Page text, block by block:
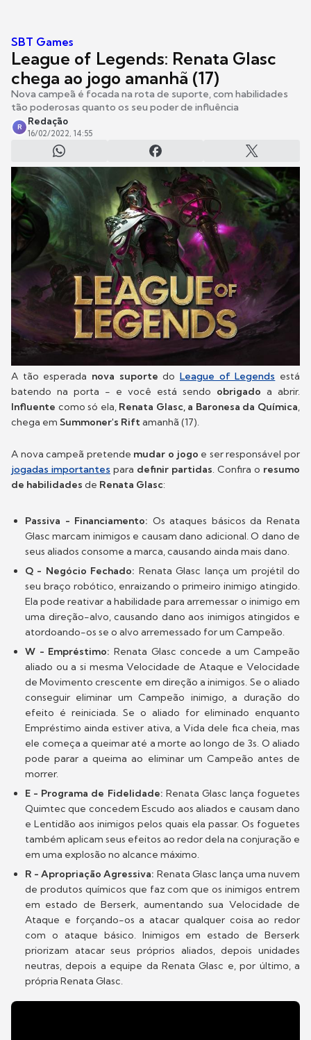
SBT Games
League of Legends: Renata Glasc
chega ao jogo amanhã (17)
Nova campeã é focada na rota de suporte, com habilidades
tão poderosas quanto os seu poder de influência
R
Redação
16/02/2022, 14:55
A tão esperada nova suportedoLeague of Legends está
batendo na porta - e você está sendo obrigado a abrir.
Influente como só ela, Renata Glasc, a Baronesa da Química,
chega em Summoner's Riftamanhã (17).
A nova campeã pretende mudar o jogo e ser responsável por
jogadas importantes para definir partidas. Confira o resumo
de habilidades de Renata Glasc:
Passiva - Financiamento: Os ataques básicos da Renata
Glasc marcam inimigos e causam dano adicional. O dano de
seus aliados consome a marca, causando ainda mais dano.
Q - Negócio Fechado: Renata Glasc lança um projétil do
seu braço robótico, enraizando o primeiro inimigo atingido.
Ela pode reativar a habilidade para arremessar o inimigo em
uma direção-alvo, causando dano aos inimigos atingidos e
atordoando-os se o alvo arremessado for um Campeão.
W - Empréstimo: Renata Glasc concede a um Campeão
aliado ou a si mesma Velocidade de Ataque e Velocidade
de Movimento crescente em direção a inimigos. Se o aliado
conseguir eliminar um Campeão inimigo, a duração do
efeito é reiniciada. Se o aliado for eliminado enquanto
Empréstimo ainda estiver ativa, a Vida dele fica cheia, mas
ele começa a queimar até a morte ao longo de 3s. O aliado
pode parar a queima ao eliminar um Campeão antes de
morrer.
E - Programa de Fidelidade: Renata Glasc lança foguetes
Quimtec que concedem Escudo aos aliados e causam dano
e Lentidão aos inimigos pelos quais ela passar. Os foguetes
também aplicam seus efeitos ao redor dela na conjuração e
em uma explosão no alcance máximo.
R - Apropriação Agressiva: Renata Glasc lança uma nuvem
de produtos químicos que faz com que os inimigos entrem
em estado de Berserk, aumentando sua Velocidade de
Ataque e forçando-os a atacar qualquer coisa ao redor
com o ataque básico. Inimigos em estado de Berserk
priorizam atacar seus próprios aliados, depois unidades
neutras, depois a equipe da Renata Glasc e, por último, a
própria Renata Glasc.